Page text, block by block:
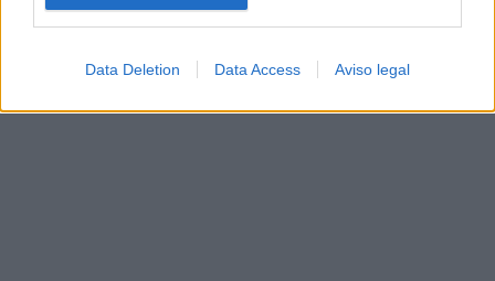
Data Deletion Data Access Aviso legal